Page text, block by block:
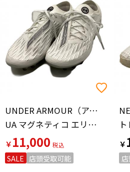
UNDER ARMOUR（アンダーアーマー）
UA マグネティコ エリート 4 FG 2025春夏モデル
￥11,000
SALE 店頭受取可能
￥